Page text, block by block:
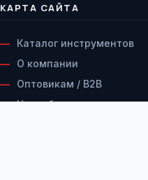
КАРТА САЙТА
Каталог инструментов
О компании
Оптовикам / B2B
Наши бренды